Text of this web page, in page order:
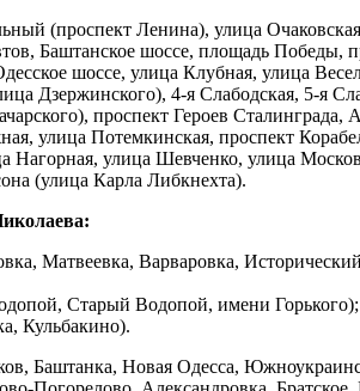
(проспект Ленина), улица
Баштанское шоссе, площадь Победы,
шоссе, улица Клубная, улица
Дзержинского), 4-я Слабодская, 5-я
проспект Героев
улица Потемкинская, проспект
улица Шевченко, улица
(улица Карла Либкнехта).
Матвеевка, Варваровка,
Старый Водопой, имени Горького);
Кульбакино).
Баштанка, Новая Одесса,